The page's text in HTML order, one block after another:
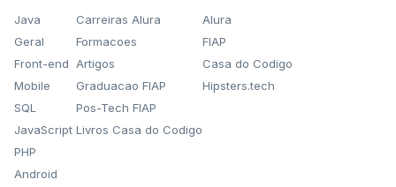
Java
Geral
Front-end
Mobile
SQL
JavaScript
PHP
Android
Carreiras Alura
Formacoes
Artigos
Graduacao FIAP
Pos-Tech FIAP
Livros Casa do Codigo
Alura
FIAP
Casa do Codigo
Hipsters.tech